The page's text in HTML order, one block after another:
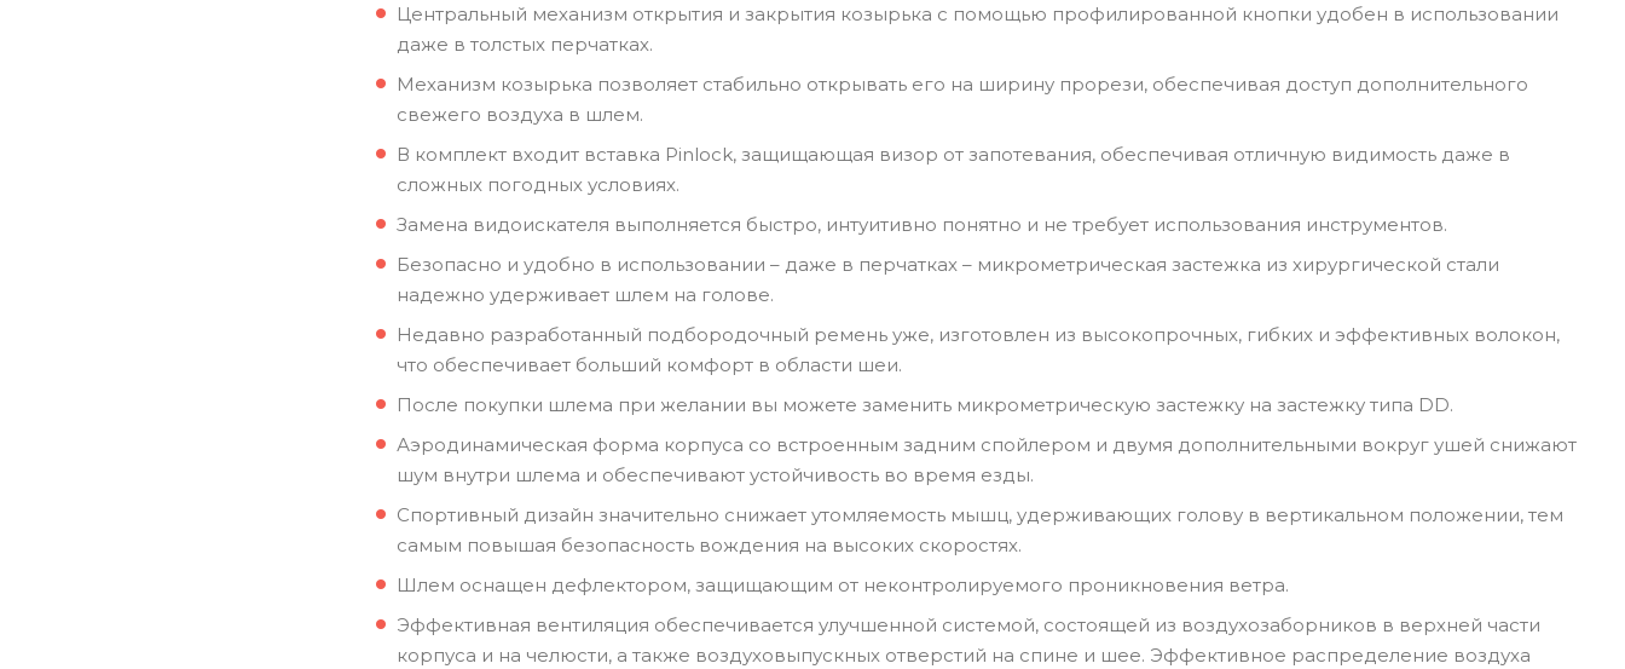
Центральный механизм открытия и закрытия козырька с помощью профилированной кнопки удобен в использовании
даже в толстых перчатках.
Механизм козырька позволяет стабильно открывать его на ширину прорези, обеспечивая доступ дополнительного
свежего воздуха в шлем.
В комплект входит вставка Pinlock, защищающая визор от запотевания, обеспечивая отличную видимость даже в
сложных погодных условиях.
Замена видоискателя выполняется быстро, интуитивно понятно и не требует использования инструментов.
Безопасно и удобно в использовании – даже в перчатках – микрометрическая застежка из хирургической стали
надежно удерживает шлем на голове.
Недавно разработанный подбородочный ремень уже, изготовлен из высокопрочных, гибких и эффективных волокон,
что обеспечивает больший комфорт в области шеи.
После покупки шлема при желании вы можете заменить микрометрическую застежку на застежку типа DD.
Аэродинамическая форма корпуса со встроенным задним спойлером и двумя дополнительными вокруг ушей снижают
шум внутри шлема и обеспечивают устойчивость во время езды.
Спортивный дизайн значительно снижает утомляемость мышц, удерживающих голову в вертикальном положении, тем
самым повышая безопасность вождения на высоких скоростях.
Шлем оснащен дефлектором, защищающим от неконтролируемого проникновения ветра.
Эффективная вентиляция обеспечивается улучшенной системой, состоящей из воздухозаборников в верхней части
корпуса и на челюсти, а также воздуховыпускных отверстий на спине и шее. Эффективное распределение воздуха